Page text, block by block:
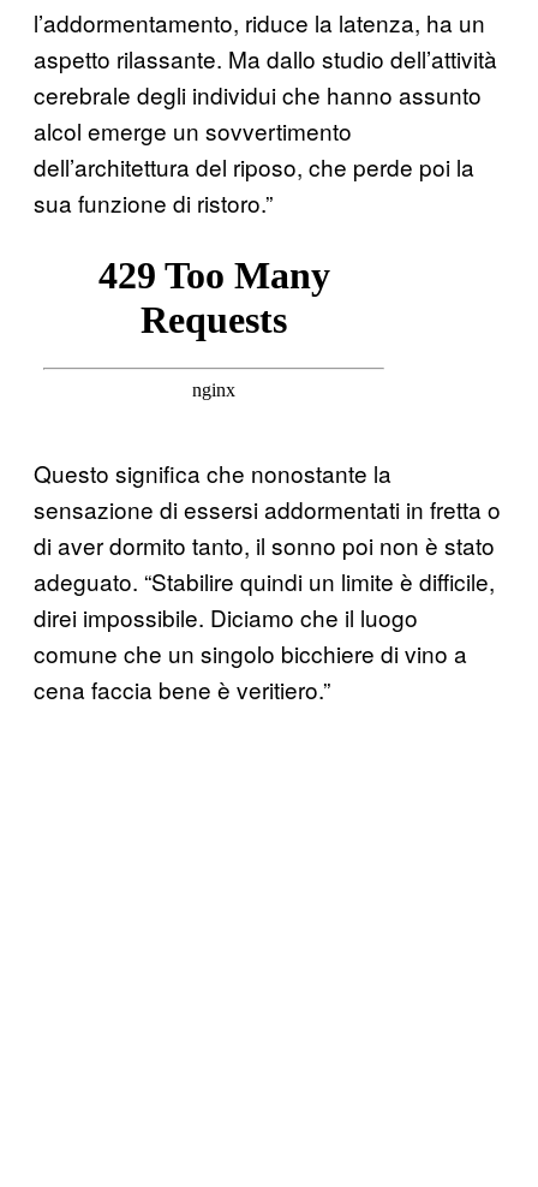
l’addormentamento, riduce la latenza, ha un
aspetto rilassante. Ma dallo studio dell’attività
cerebrale degli individui che hanno assunto
alcol emerge un sovvertimento
dell’architettura del riposo, che perde poi la
sua funzione di ristoro.”
Questo significa che nonostante la
sensazione di essersi addormentati in fretta o
di aver dormito tanto, il sonno poi non è stato
adeguato. “Stabilire quindi un limite è difficile,
direi impossibile. Diciamo che il luogo
comune che un singolo bicchiere di vino a
cena faccia bene è veritiero.”